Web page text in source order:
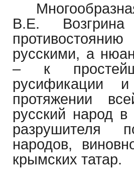
В.Е.
русскими, а
– к
русификации
протяжении
русский народ в
разрушителя
народов,
крымских татар.